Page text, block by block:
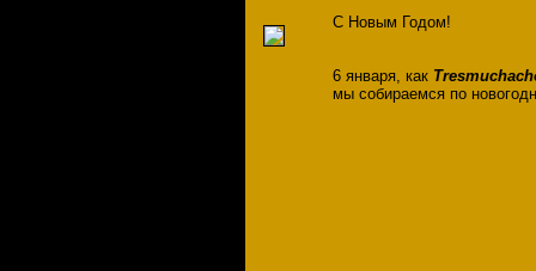
С Новым Годом!
6 января, как
мы собираемся по